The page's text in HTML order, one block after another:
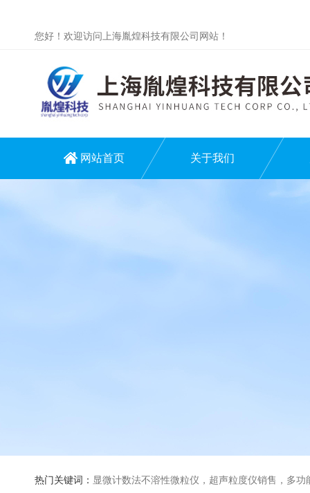
您好！欢迎访问上海胤煌科技有限公司网站！
网站首页 关于我们
热门关键词： 显微计数法不溶性微粒仪，超声粒度仪销售，多功能超声粒度分析仪，粒度及